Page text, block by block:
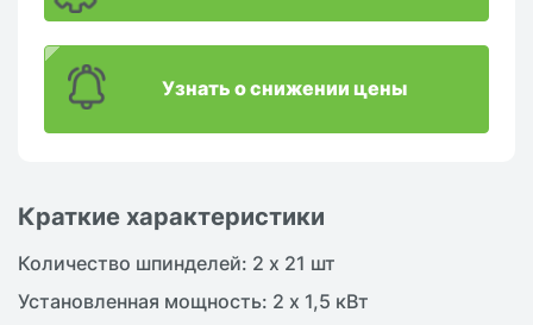
Краткие характеристики
Количество шпинделей: 2 х 21 шт
Установленная мощность: 2 х 1,5 кВт
Узнать о снижении цены